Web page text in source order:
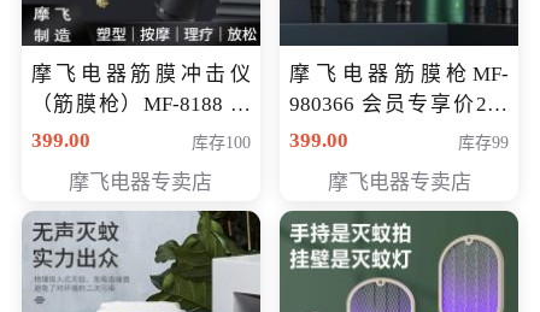
摩飞电器筋膜冲击仪
（筋膜枪）MF-8188 会
员专享价268元
399.00 库存100
摩飞电器专卖店
摩飞电器筋膜枪MF-
980366 会员专享价299
元
399.00 库存99
摩飞电器专卖店